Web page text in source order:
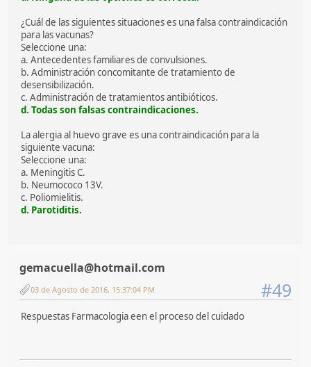
¿Cuál de las siguientes situaciones es una falsa contraindicación
para las vacunas?
Seleccione una:
a. Antecedentes familiares de convulsiones.
b. Administración concomitante de tratamiento de
desensibilización.
c. Administración de tratamientos antibióticos.
d. Todas son falsas contraindicaciones.
La alergia al huevo grave es una contraindicación para la
siguiente vacuna:
Seleccione una:
a. Meningitis C.
b. Neumococo 13V.
c. Poliomielitis.
d. Parotiditis.
gemacuella@hotmail.com
#49
03 de Agosto de 2016, 15:37:04 PM
Respuestas Farmacologia een el proceso del cuidado